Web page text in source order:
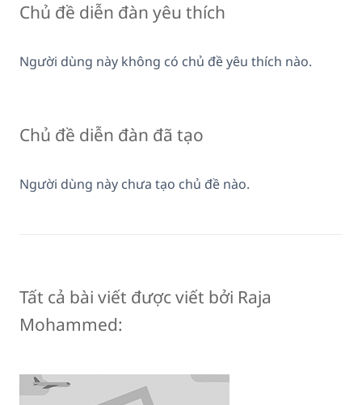
Chủ đề diễn đàn yêu thích
Người dùng này không có chủ đề yêu thích nào.
Chủ đề diễn đàn đã tạo
Người dùng này chưa tạo chủ đề nào.
Tất cả bài viết được viết bởi Raja
Mohammed: